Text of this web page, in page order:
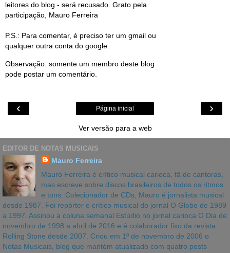
leitores do blog - será recusado. Grato pela
participação, Mauro Ferreira
P.S.: Para comentar, é preciso ter um gmail ou
qualquer outra conta do google.
Observação: somente um membro deste blog
pode postar um comentário.
‹ ›
Página inicial
Ver versão para a web
EDITOR DE NOTAS MUSICAIS
Mauro Ferreira
Mauro Ferreira é crítico musical carioca, fã de cantoras,
mas escreve sobre discos brasileiros de todos os ritmos
e tons. Colecionador de CDs, Mauro é jornalista musical
desde 1987. Foi repórter e crítico musical do jornal O Globo de 1989
a 1997. Assinou a coluna semanal Estúdio no jornal carioca O Dia de
novembro de 1998 a abril de 2016 e é colaborador fixo da revista
Rolling Stone desde 2007. Criou em 1º de novembro de 2006 o
Notas Musicais, blog que mantém atualizado com quatro posts